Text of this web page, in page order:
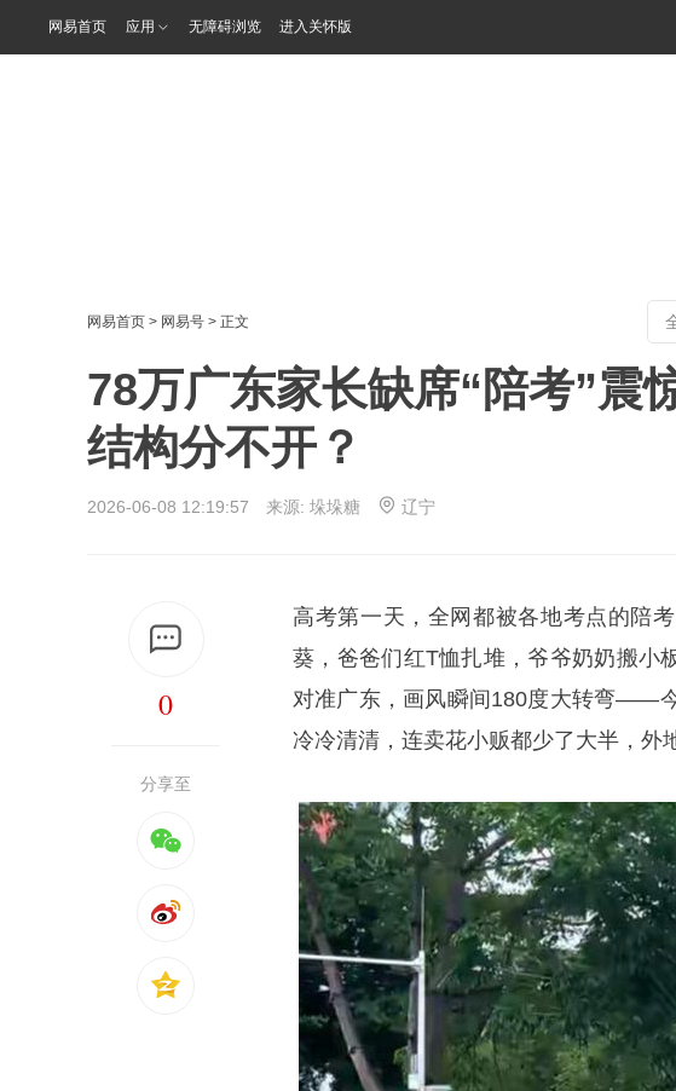
网易首页 应用 无障碍浏览 进入关怀版
网易首页 > 网易号 > 正文
78万广东家长缺席“陪考”震
结构分不开？
2026-06-08 12:19:57 来源: 垛垛糖 辽宁
0
分享至
高考第一天，全网都被各地考点的陪
葵，爸爸们红T恤扎堆，爷爷奶奶搬小
对准广东，画风瞬间180度大转弯——
冷冷清清，连卖花小贩都少了大半，外